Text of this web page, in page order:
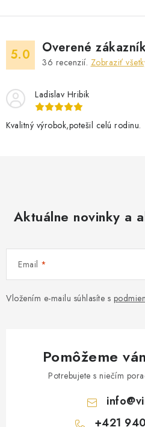
5.0 Overené
36 recenzií. Zobraziť
Ladislav Hribik
Kvalitný výrobok,potešil celú rodinu.
Aktuálne novinky a
Email
Vložením e-mailu súhlasíte s
Pomôžeme
Potrebujete s niečím
info@
+421